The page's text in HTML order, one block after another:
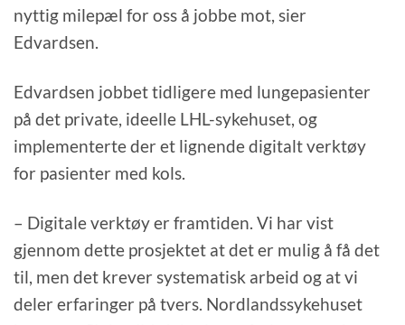
nyttig milepæl for oss å jobbe mot, sier
Edvardsen.
Edvardsen jobbet tidligere med lungepasienter
på det private, ideelle LHL-sykehuset, og
implementerte der et lignende digitalt verktøy
for pasienter med kols.
– Digitale verktøy er framtiden. Vi har vist
gjennom dette prosjektet at det er mulig å få det
til, men det krever systematisk arbeid og at vi
deler erfaringer på tvers. Nordlandssykehuset